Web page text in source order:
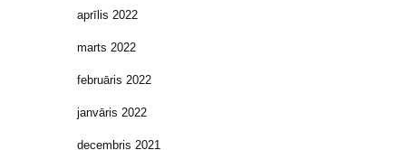
aprīlis 2022
marts 2022
februāris 2022
janvāris 2022
decembris 2021